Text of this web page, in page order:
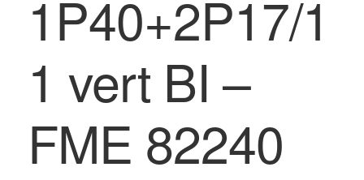
1P40+2P17/1
1 vert BI –
FME 82240